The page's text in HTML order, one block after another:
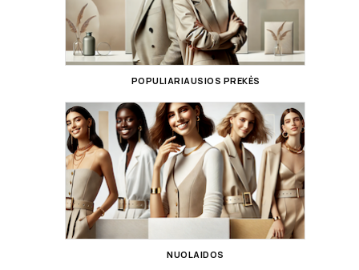
POPULIARIAUSIOS PREKĖS
NUOLAIDOS